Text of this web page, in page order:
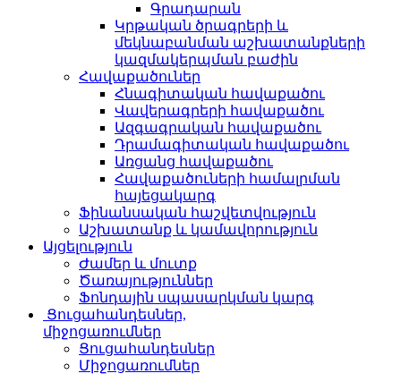
Գրադարան
Կրթական ծրագրերի և
մեկնաբանման աշխատանքների
կազմակերպման բաժին
Հավաքածուներ
Հնագիտական հավաքածու
Վավերագրերի հավաքածու
Ազգագրական հավաքածու
Դրամագիտական հավաքածու
Առցանց հավաքածու
Հավաքածուների համալրման
հայեցակարգ
Ֆինանսական հաշվետվություն
Աշխատանք և կամավորություն
Այցելություն
Ժամեր և մուտք
Ծառայություններ
Ֆոնդային սպասարկման կարգ
Ցուցահանդեսներ,
միջոցառումներ
Ցուցահանդեսներ
Միջոցառումներ